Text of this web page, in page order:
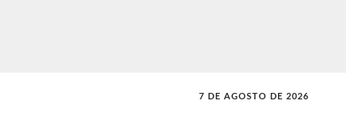
7 DE AGOSTO DE 2026
LA INCONDICIONAL